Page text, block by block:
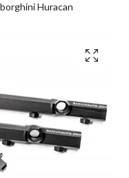
Huracan